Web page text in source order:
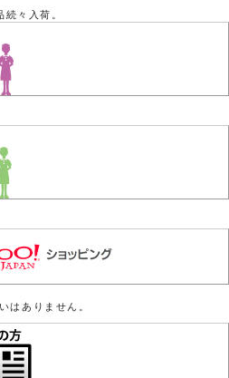
々入荷。
はありません。